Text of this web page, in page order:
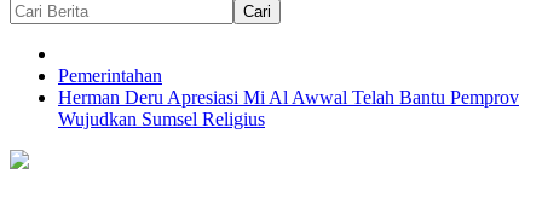
Cari
Pemerintahan
Herman Deru Apresiasi Mi Al Awwal Telah Bantu Pemprov
Wujudkan Sumsel Religius